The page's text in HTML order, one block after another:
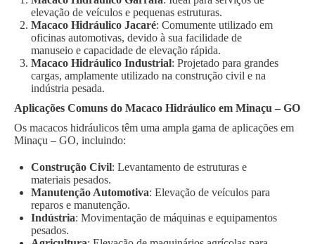
elevação de veículos e pequenas estruturas.
Macaco Hidráulico Jacaré: Comumente utilizado em
oficinas automotivas, devido à sua facilidade de
manuseio e capacidade de elevação rápida.
Macaco Hidráulico Industrial: Projetado para grandes
cargas, amplamente utilizado na construção civil e na
indústria pesada.
Aplicações Comuns do Macaco Hidráulico em Minaçu – GO
Os macacos hidráulicos têm uma ampla gama de aplicações em
Minaçu – GO, incluindo:
Construção Civil: Levantamento de estruturas e
materiais pesados.
Manutenção Automotiva: Elevação de veículos para
reparos e manutenção.
Indústria: Movimentação de máquinas e equipamentos
pesados.